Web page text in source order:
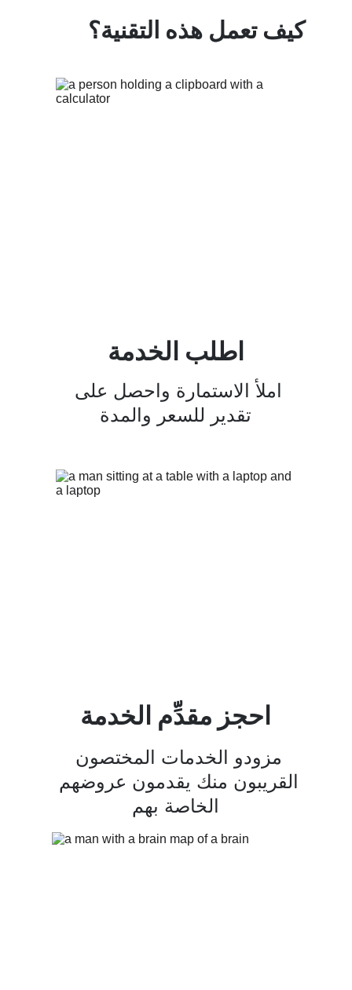
كيف تعمل هذه التقنية؟
اطلب الخدمة
احجز مقدِّم الخدمة
املأ الاستمارة واحصل على
تقدير للسعر والمدة
مزودو الخدمات المختصون
القريبون منك يقدمون عروضهم
الخاصة بهم